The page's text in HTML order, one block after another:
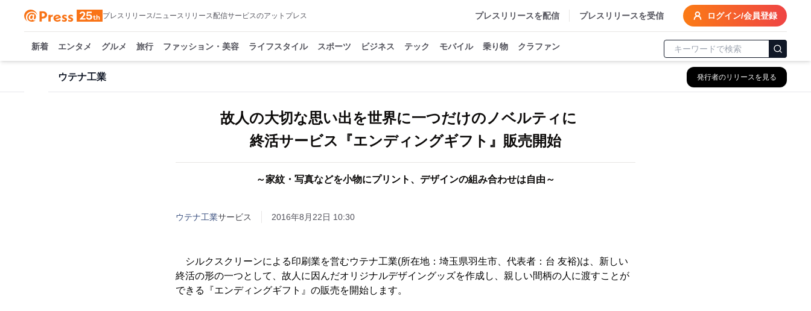
プレスリリース/ニュースリリース配信サービスのアットプレス プレスリリースを配信 プレスリリースを受信 ログイン/会員登録
新着 エンタメ グルメ 旅行 ファッション・美容 ライフスタイル スポーツ ビジネス テック モバイル 乗り物 クラファン
ウテナ工業 発行者のリリースを見る
故人の大切な思い出を世界に一つだけのノベルティに
終活サービス『エンディングギフト』販売開始
～家紋・写真などを小物にプリント、デザインの組み合わせは自由～
ウテナ工業サービス 2016年8月22日 10:30
シルクスクリーンによる印刷業を営むウテナ工業(所在地：埼玉県羽生市、代表者：台 友裕)は、新しい
終活の形の一つとして、故人に因んだオリジナルデザイングッズを作成し、親しい間柄の人に渡すことが
できる『エンディングギフト』の販売を開始します。